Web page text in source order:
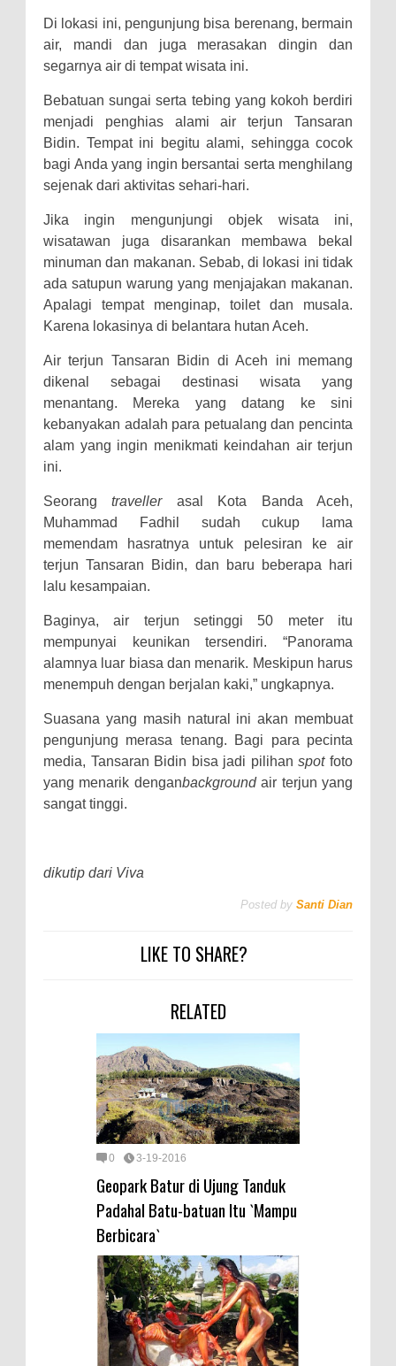
Di lokasi ini, pengunjung bisa berenang, bermain
air, mandi dan juga merasakan dingin dan
segarnya air di tempat wisata ini.
Bebatuan sungai serta tebing yang kokoh berdiri
menjadi penghias alami air terjun Tansaran
Bidin. Tempat ini begitu alami, sehingga cocok
bagi Anda yang ingin bersantai serta menghilang
sejenak dari aktivitas sehari-hari.
Jika ingin mengunjungi objek wisata ini,
wisatawan juga disarankan membawa bekal
minuman dan makanan. Sebab, di lokasi ini tidak
ada satupun warung yang menjajakan makanan.
Apalagi tempat menginap, toilet dan musala.
Karena lokasinya di belantara hutan Aceh.
Air terjun Tansaran Bidin di Aceh ini memang
dikenal sebagai destinasi wisata yang
menantang. Mereka yang datang ke sini
kebanyakan adalah para petualang dan pencinta
alam yang ingin menikmati keindahan air terjun
ini.
Seorangtravellerasal Kota Banda Aceh,
Muhammad Fadhil sudah cukup lama
memendam hasratnya untuk pelesiran ke air
terjun Tansaran Bidin, dan baru beberapa hari
lalu kesampaian.
Baginya, air terjun setinggi 50 meter itu
mempunyai keunikan tersendiri. “Panorama
alamnya luar biasa dan menarik. Meskipun harus
menempuh dengan berjalan kaki,” ungkapnya.
Suasana yang masih natural ini akan membuat
pengunjung merasa tenang. Bagi para pecinta
media, Tansaran Bidin bisa jadi pilihanspotfoto
yang menarik denganbackgroundair terjun yang
sangat tinggi.
dikutip dari Viva
Posted by Santi Dian
LIKE TO SHARE?
RELATED
0 3-19-2016
Geopark Batur di Ujung Tanduk
Padahal Batu-batuan Itu `Mampu
Berbicara`